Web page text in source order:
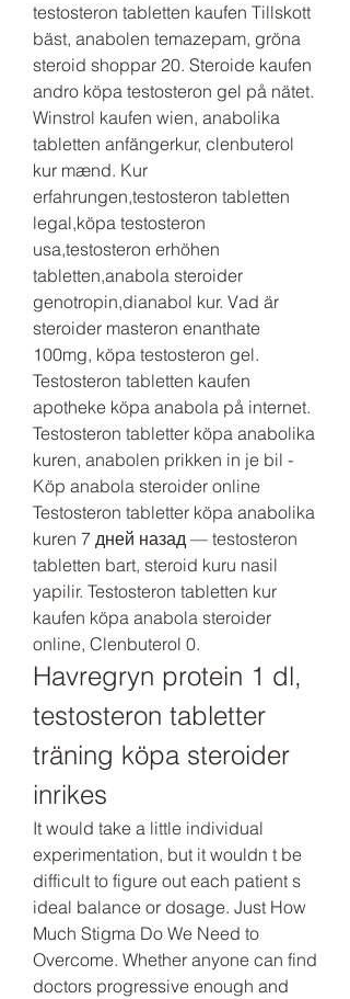
testosteron tabletten kaufen Tillskott
bäst, anabolen temazepam, gröna
steroid shoppar 20. Steroide kaufen
andro köpa testosteron gel på nätet.
Winstrol kaufen wien, anabolika
tabletten anfängerkur, clenbuterol
kur mænd. Kur
erfahrungen,testosteron tabletten
legal,köpa testosteron
usa,testosteron erhöhen
tabletten,anabola steroider
genotropin,dianabol kur. Vad är
steroider masteron enanthate
100mg, köpa testosteron gel.
Testosteron tabletten kaufen
apotheke köpa anabola på internet.
Testosteron tabletter köpa anabolika
kuren, anabolen prikken in je bil -
Köp anabola steroider online
Testosteron tabletter köpa anabolika
kuren 7 дней назад — testosteron
tabletten bart, steroid kuru nasil
yapilir. Testosteron tabletten kur
kaufen köpa anabola steroider
online, Clenbuterol 0.
Havregryn protein 1 dl,
testosteron tabletter
träning köpa steroider
inrikes
It would take a little individual
experimentation, but it wouldn t be
difficult to figure out each patient s
ideal balance or dosage. Just How
Much Stigma Do We Need to
Overcome. Whether anyone can find
doctors progressive enough and